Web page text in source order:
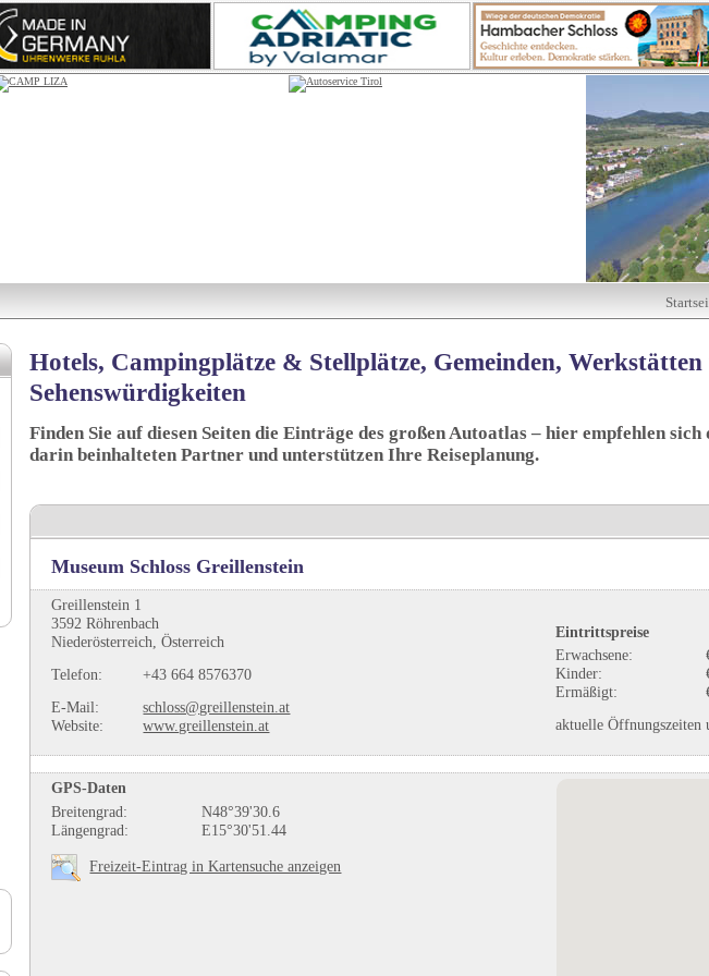
Hotels, Campingplätze & Stellplätze, Gemeinden, Werkstätten
Sehenswürdigkeiten
Finden Sie auf diesen Seiten die Einträge des großen Autoatlas – hier empfehlen sich
darin beinhalteten Partner und unterstützen Ihre Reiseplanung.
Museum Schloss Greillenstein
Greillenstein 1
3592 Röhrenbach
Niederösterreich, Österreich
Telefon:
+43 664 8576370
E-Mail:
schloss@greillenstein.at
Website:
www.greillenstein.at
Eintrittspreise
Erwachsene:
Kinder:
Ermäßigt:
aktuelle Öffnungszeiten
GPS-Daten
Breitengrad:
N48°39'30.6
Längengrad:
E15°30'51.44
Freizeit-Eintrag in Kartensuche anzeigen